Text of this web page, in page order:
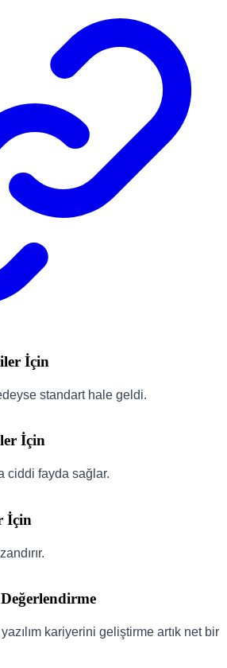
İçin
standart hale geldi.
İçin
ciddi fayda sağlar.
İçin
kariyerini geliştirme artık net bir